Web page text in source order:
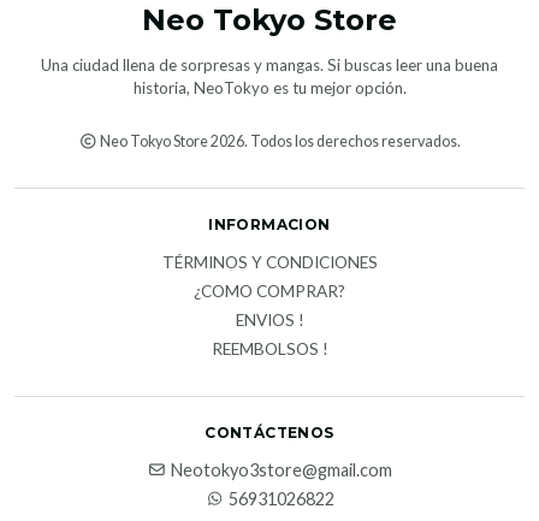
Neo Tokyo Store
Una ciudad llena de sorpresas y mangas. Si buscas leer una buena
historia, NeoTokyo es tu mejor opción.
Neo Tokyo Store 2026. Todos los derechos reservados.
INFORMACION
TÉRMINOS Y CONDICIONES
¿COMO COMPRAR?
ENVIOS !
REEMBOLSOS !
CONTÁCTENOS
Neotokyo3store@gmail.com
56931026822